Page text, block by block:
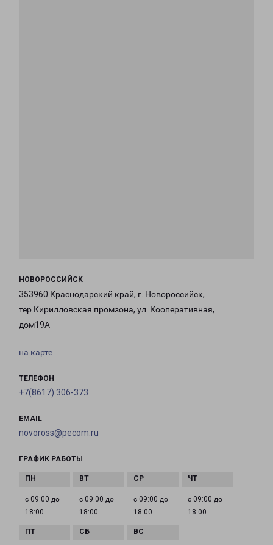
НОВОРОССИЙСК
353960 Краснодарский край, г. Новороссийск,
тер.Кирилловская промзона, ул. Кооперативная,
дом19А
на карте
ТЕЛЕФОН
+7(8617) 306-373
EMAIL
novoross@pecom.ru
ГРАФИК РАБОТЫ
с 09:00 до
18:00
с 09:00 до
18:00
с 09:00 до
18:00
с 09:00 до
18:00